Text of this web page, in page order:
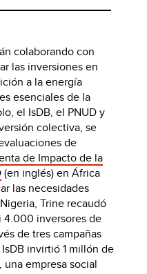
colaborando con
las inversiones en
a la energía
esenciales de la
el IsDB, el PNUD y
colectiva, se
de
de Impacto de la
(en inglés) en África
las necesidades
Trine recaudó
4.000 inversores de
de tres campañas
invirtió 1 millón de
empresa social